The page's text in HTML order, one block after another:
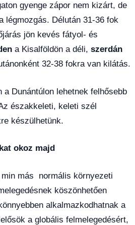
gyenge zápor nem kizárt, de
légmozgás. Délután 31-36 fok
jön kevés fátyol- és
a Kisalföldön a déli, szerdán
32-38 fokra van kilátás.
Dunántúlon lehetnek felhősebb
északkeleti, keleti szél
készülhetünk.
okoz majd
más normális környezeti
köszönhetően
alkalmazkodhatnak a
a globális felmelegedésért,